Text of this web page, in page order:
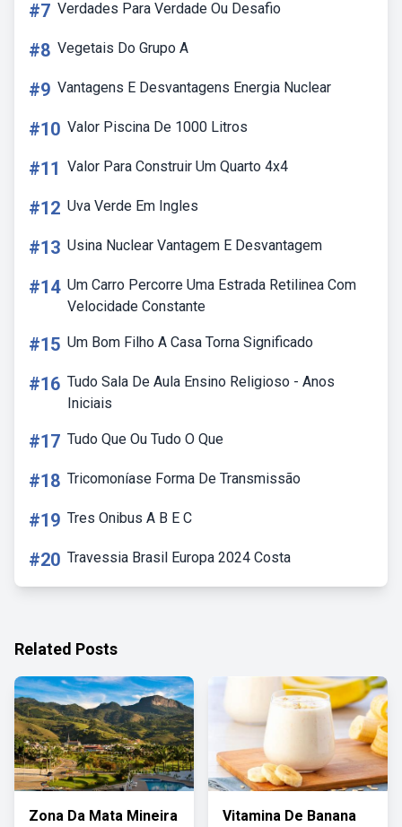
#7 Verdades Para Verdade Ou Desafio
#8 Vegetais Do Grupo A
#9 Vantagens E Desvantagens Energia Nuclear
#10 Valor Piscina De 1000 Litros
#11 Valor Para Construir Um Quarto 4x4
#12 Uva Verde Em Ingles
#13 Usina Nuclear Vantagem E Desvantagem
#14 Um Carro Percorre Uma Estrada Retilinea Com
Velocidade Constante
#15 Um Bom Filho A Casa Torna Significado
#16 Tudo Sala De Aula Ensino Religioso - Anos
Iniciais
#17 Tudo Que Ou Tudo O Que
#18 Tricomoníase Forma De Transmissão
#19 Tres Onibus A B E C
#20 Travessia Brasil Europa 2024 Costa
Related Posts
Zona Da Mata Mineira Vitamina De Banana